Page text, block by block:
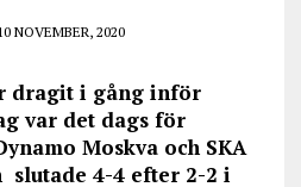
NOVEMBER, 2020
dragit i gång inför
var det dags för
Moskva och SKA
slutade 4-4 efter 2-2 i